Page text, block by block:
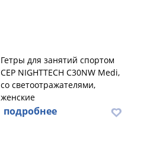
Гетры для занятий спортом
CEP NIGHTTECH C30NW Medi,
со светоотражателями,
женские
подробнее